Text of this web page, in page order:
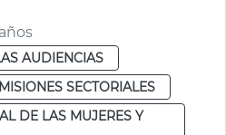
AUDIENCIAS
SECTORIALES
DE LAS MUJERES Y